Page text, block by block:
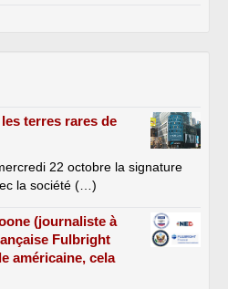
terres rares de
22 octobre la signature
la société (…)
(journaliste à
Fulbright
américaine, cela